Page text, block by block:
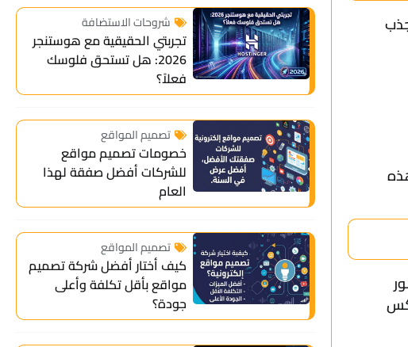
شروحات الاستضافة
تجربتي الحقيقية مع هوستنجر
2026: هل تستحق فلوسك
فعلاً؟
تصميم المواقع
خصومات تصميم مواقع
للشركات أفضل صفقة لهذا
العام
تصميم المواقع
كيف أختار أفضل شركة تصميم
مواقع بأقل تكلفة وأعلى
جودة؟